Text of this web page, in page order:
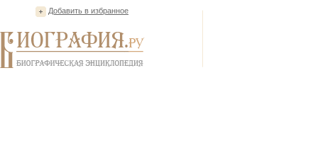
Добавить в избранное